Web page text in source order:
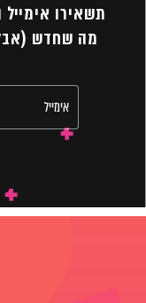
תשאירו
מה שחדש